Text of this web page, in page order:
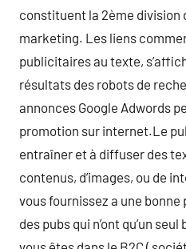
constituent la 2ème division
marketing. Les liens
publicitaires au texte,
résultats des robots de
annonces Google Adwords
promotion sur internet.Le
entraîner et à diffuser des
contenus, d’images, ou de
vous fournissez a une bonne
des pubs qui n’ont qu’un